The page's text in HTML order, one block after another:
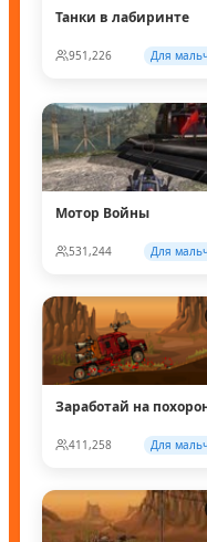
Танки в лабиринте
951,226 Для
Мотор Войны
531,244 Для
Заработай на
411,258 Для